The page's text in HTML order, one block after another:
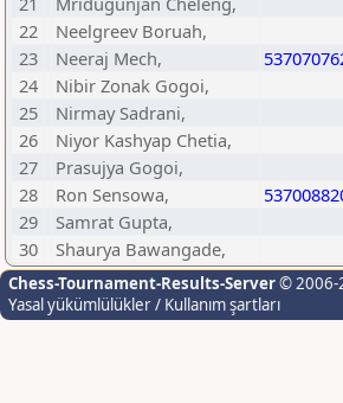
22
Neelgreev Boruah,
23
Neeraj Mech,
24
Nibir Zonak Gogoi,
25
Nirmay Sadrani,
26
Niyor Kashyap Chetia,
27
Prasujya Gogoi,
28
Ron Sensowa,
29
Samrat Gupta,
30
Shaurya Bawangade,
Chess-Tournament-Results-Server© 2006-
Yasal yükümlülükler / Kullanım şartları